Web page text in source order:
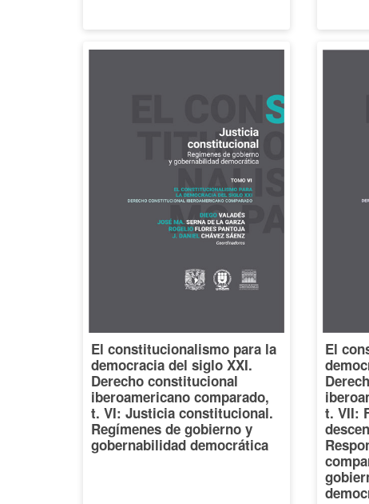
El constitucionalismo para la
democracia del siglo XXI.
Derecho constitucional
iberoamericano comparado,
t. VI: Justicia constitucional.
Regímenes de gobierno y
gobernabilidad democrática
El
t. VII: